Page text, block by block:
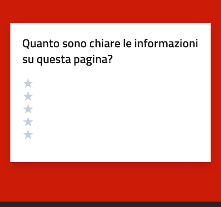
Quanto sono chiare le informazioni
su questa pagina?
Valutazione